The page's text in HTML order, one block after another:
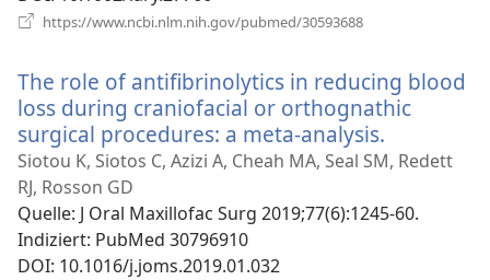
https://www.ncbi.nlm.nih.gov/pubmed/30593688
The role of antifibrinolytics in reducing blood
loss during craniofacial or orthognathic
surgical procedures: a meta-analysis.
neues
Siotou K, Siotos C, Azizi A, Cheah MA, Seal SM, Redett
RJ, Rosson GD
Quelle‎: J Oral Maxillofac Surg 2019;77(6):1245-60.
Indiziert‎: PubMed 30796910
DOI‎: 10.1016/j.joms.2019.01.032